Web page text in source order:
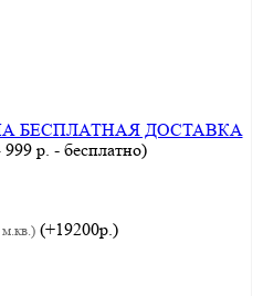
БЕСПЛАТНАЯ ДОСТАВКА
р. - бесплатно)
(+19200р.)